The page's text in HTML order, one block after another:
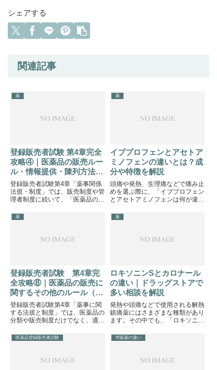
シェアする
関連記事
薬
登録販売者試験 第4章完全
攻略④｜医薬品の販売ルー
ル・情報提供・陳列方法を
徹底解説
登録販売者試験第4章「薬事関係
法規・制度」では、販売制度や管
理者制度に続いて、「医薬品の販
に「情報提供の義務」「陳列方
法」「要指導医薬品・指定第二類
問題として繰り返し出題されてい
薬
イブプロフェンとアセトア
ミノフェンの違いとは？成
分や特徴を解説
頭痛や発熱、生理痛などで痛み止
めを選ぶ際に、「イブプロフェン
とアセトアミノフェンは何が違う
るのではないでしょうか。どちら
も解熱鎮痛成分として広く使用さ
す。また、市販薬や病院で処方さ
薬
登録販売者試験 第4章完
全攻略⑧｜医薬品の販売に
関するその他のルール（競
売・販売場所・配置販売）
登録販売者試験第4章「薬事に関
する法規と制度」では、医薬品の
分類や販売制度だけでなく、適正
ールも重要です。特に、「医薬品
の競売」「許可を受けた場所以外
販売方法」は、試験で問われや
薬
ロキソニンSとカロナール
の違い｜ドラッグストアで
多い相談を解説
発熱や頭痛などで使用される解熱
鎮痛薬にはさまざまな種類があり
ます。その中でも、「ロキソニ
いたことがある方も多いかもしれ
ません。ドラッグストアでも、
とがある」「ロキソニンの方が強
医薬品登録販売者試験 市販薬の違い